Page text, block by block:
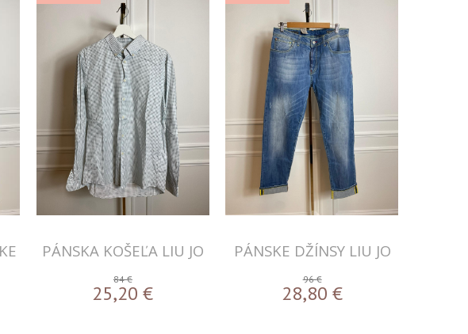
PÁNSKA KOŠEĽA LIU JO
84 €
25,20 €
PÁNSKE DŽÍNSY LIU JO
96 €
28,80 €